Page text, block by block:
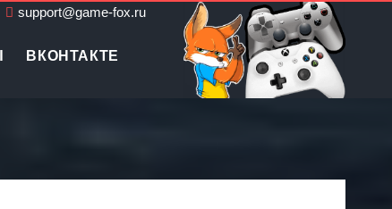
support@game-fox.ru
ВКОНТАКТЕ